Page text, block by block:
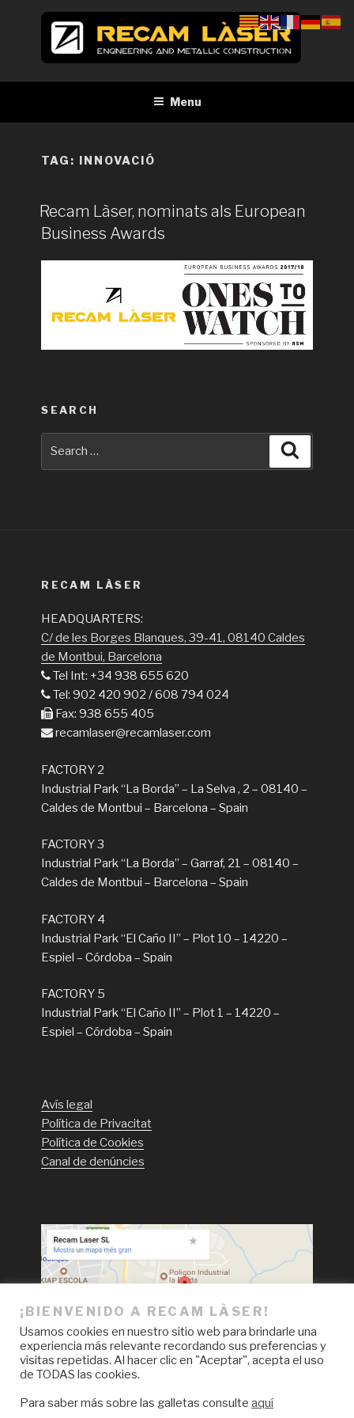
RECAM LÀSER
Menu
TAG: INNOVACIÓ
Recam Làser, nominats als European
Business Awards
SEARCH
RECAM LÀSER
HEADQUARTERS:
C/ de les Borges Blanques, 39-41, 08140 Caldes
de Montbui, Barcelona
Tel Int: +34 938 655 620
Tel: 902 420 902 / 608 794 024
Fax: 938 655 405
recamlaser@recamlaser.com
FACTORY 2
Industrial Park “La Borda” – La Selva , 2 – 08140 –
Caldes de Montbui – Barcelona – Spain
FACTORY 3
Industrial Park “La Borda” – Garraf, 21 – 08140 –
Caldes de Montbui – Barcelona – Spain
FACTORY 4
Industrial Park “El Caño II” – Plot 10 – 14220 –
Espiel – Córdoba – Spain
FACTORY 5
Industrial Park “El Caño II” – Plot 1 – 14220 –
Espiel – Córdoba – Spain
Avís legal
Política de Privacitat
Política de Cookies
Canal de denúncies
FacebookLinkedInInstagramYouTube
¡BIENVENIDO A RECAM LÀSER!
Usamos cookies en nuestro sitio web para brindarle una
experiencia más relevante recordando sus preferencias y
visitas repetidas. Al hacer clic en "Aceptar", acepta el uso
de TODAS las cookies.
Para saber más sobre las galletas consulte aquí